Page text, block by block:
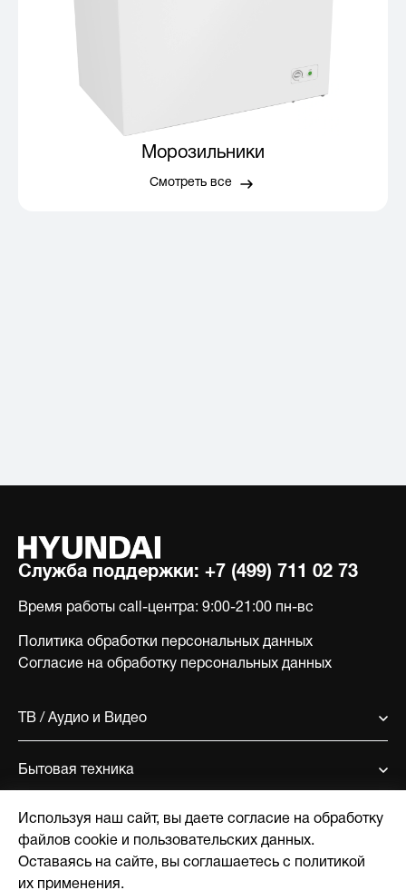
Морозильники
Смотреть все
Служба поддержки: +7 (499) 711 02 73
Время работы call-центра: 9:00-21:00 пн-вс
Политика обработки персональных данных
Согласие на обработку персональных данных
ТВ / Аудио и Видео
Бытовая техника
Поддержка
Используя наш сайт, вы даете согласие на обработку
файлов cookie и пользовательских данных.
Оставаясь на сайте, вы соглашаетесь с политикой
их применения.